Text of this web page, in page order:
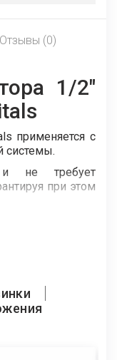
Отзывы (0)
1/2"
применяется с
системы.
и не требует
при этом
и